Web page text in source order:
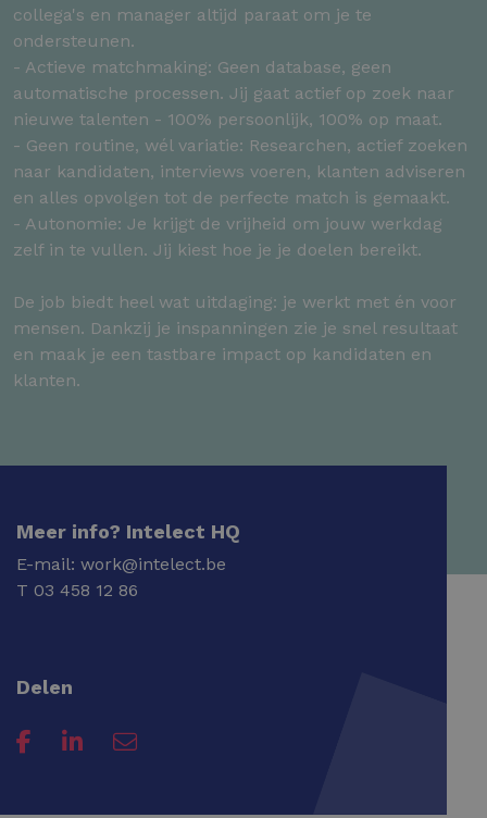
collega's en manager altijd paraat om je te
ondersteunen.
- Actieve matchmaking: Geen database, geen
automatische processen. Jij gaat actief op zoek naar
nieuwe talenten - 100% persoonlijk, 100% op maat.
- Geen routine, wél variatie: Researchen, actief zoeken
naar kandidaten, interviews voeren, klanten adviseren
en alles opvolgen tot de perfecte match is gemaakt.
- Autonomie: Je krijgt de vrijheid om jouw werkdag
zelf in te vullen. Jij kiest hoe je je doelen bereikt.
De job biedt heel wat uitdaging: je werkt met én voor
mensen. Dankzij je inspanningen zie je snel resultaat
en maak je een tastbare impact op kandidaten en
klanten.
Meer info? Intelect HQ
E-mail: work@intelect.be
T 03 458 12 86
Delen